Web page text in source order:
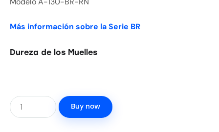
Más información sobre la Serie BR
Dureza de los Muelles
Buy now